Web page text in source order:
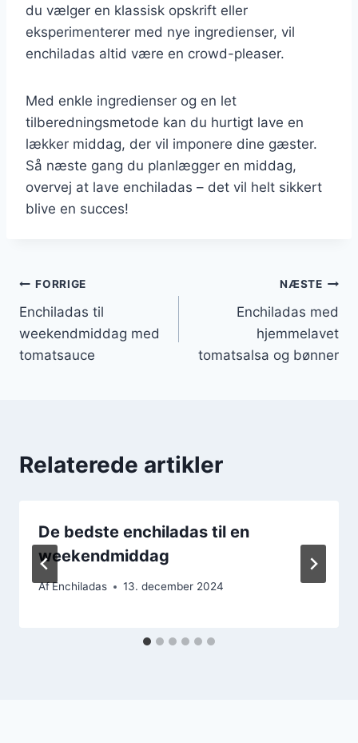
du vælger en klassisk opskrift eller
eksperimenterer med nye ingredienser, vil
enchiladas altid være en crowd-pleaser.
Med enkle ingredienser og en let
tilberedningsmetode kan du hurtigt lave en
lækker middag, der vil imponere dine gæster.
Så næste gang du planlægger en middag,
overvej at lave enchiladas – det vil helt sikkert
blive en succes!
Indlægsnavigation
FORRIGE
Enchiladas til
weekendmiddag med
tomatsauce
NÆSTE
Enchiladas med
hjemmelavet
tomatsalsa og bønner
Relaterede artikler
De bedste enchiladas til en
weekendmiddag
AfEnchiladas 13. december 2024